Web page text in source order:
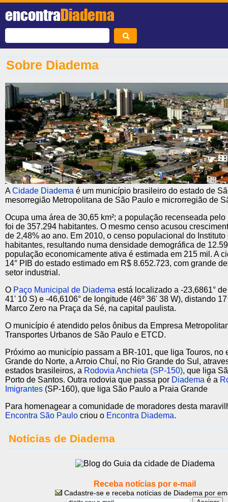
encontraDiadema
Sobre Diadema
ACidade Diadema é um município brasileiro do estado de
mesorregião Metropolitana de São Paulo e microrregião de
Ocupa uma área de 30,65 km²; a população recenseada
foi de 357.294 habitantes. O mesmo censo acusou
de 2,48% ao ano. Em 2010, o censo populacional do Instituto
habitantes, resultando numa densidade demográfica de
população economicamente ativa é estimada em 215 mil. A
14° PIB do estado estimado em R$ 8.652.723, com grande
setor industrial.
O Paço Municipal de Diadema está localizado a -23,6861°
41' 10 S) e -46,6106° de longitude (46º 36' 38 W), distando
Marco Zero na Praça da Sé, na capital paulista.
O município é atendido pelos ônibus da Empresa
Transportes Urbanos de São Paulo e ETCD.
Próximo ao município passam a BR-101, que liga Touros, no
Grande do Norte, a Arroio Chuí, no Rio Grande do Sul,
estados brasileiros, a Rodovia Anchieta (SP-150), que liga
Porto de Santos. Outra rodovia que passa por Diadema é a
Imigrantes (SP-160), que liga São Paulo a Praia Grande
Para homenagear a comunidade de moradores desta
Encontra São Paulo criou o Encontra Diadema.
Notícias de Diadema
Receba notícias por e-mail
Cadastre-se e receba notícias de Diadema por